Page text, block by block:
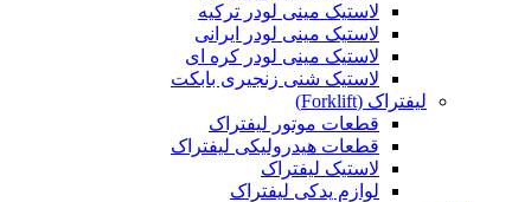
لاستیک مینی لودر ترکیه
لاستیک مینی لودر ایرانی
لاستیک مینی لودر کره ای
لاستیک شنی زنجیری بابکت
لیفتراک (Forklift)
قطعات موتور لیفتراک
قطعات هیدرولیکی لیفتراک
لاستیک لیفتراک
لوازم یدکی لیفتراک